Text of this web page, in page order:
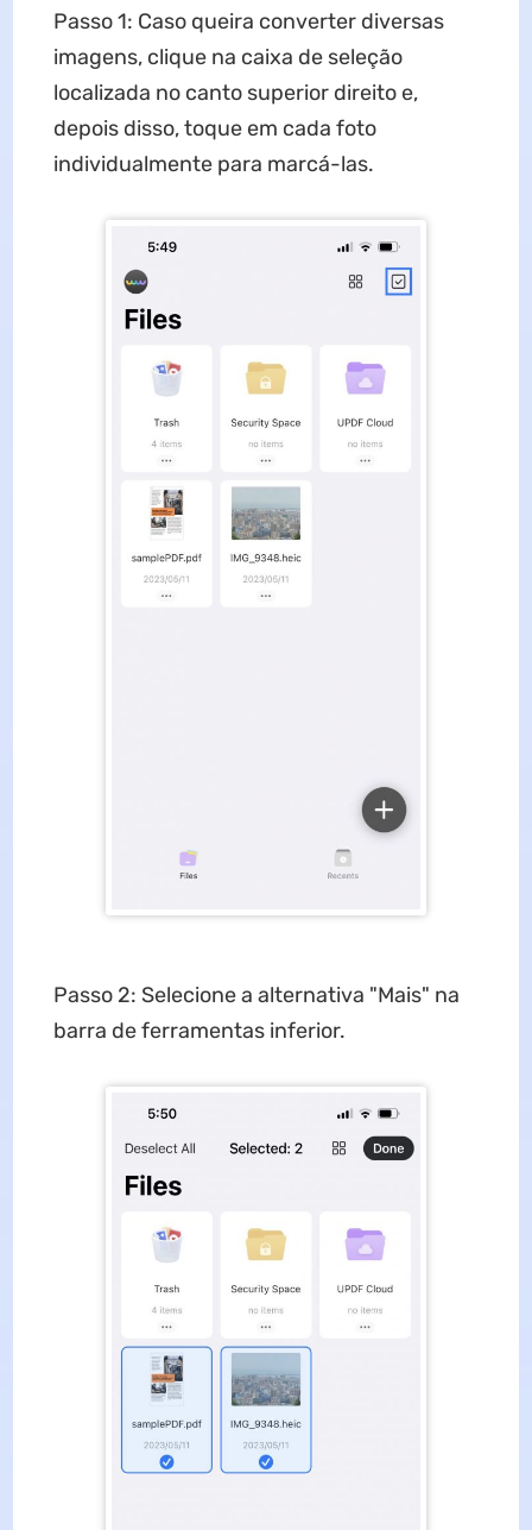
Passo 1: Caso queira converter diversas
imagens, clique na caixa de seleção
localizada no canto superior direito e,
depois disso, toque em cada foto
individualmente para marcá-las.
Passo 2: Selecione a alternativa "Mais" na
barra de ferramentas inferior.